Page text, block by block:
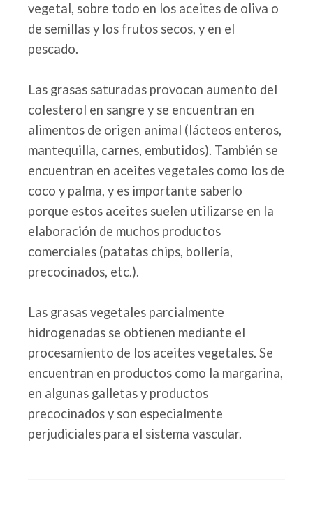
vegetal, sobre todo en los aceites de oliva o
de semillas y los frutos secos, y en el
pescado.
Las grasas saturadas provocan aumento del
colesterol en sangre y se encuentran en
alimentos de origen animal (lácteos enteros,
mantequilla, carnes, embutidos). También se
encuentran en aceites vegetales como los de
coco y palma, y ​​es importante saberlo
porque estos aceites suelen utilizarse en la
elaboración de muchos productos
comerciales (patatas chips, bollería,
precocinados, etc.).
Las grasas vegetales parcialmente
hidrogenadas se obtienen mediante el
procesamiento de los aceites vegetales. Se
encuentran en productos como la margarina,
en algunas galletas y productos
precocinados y son especialmente
perjudiciales para el sistema vascular.